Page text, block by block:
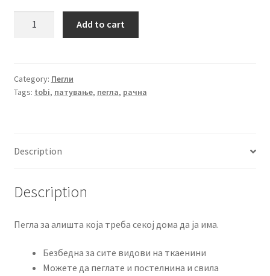
quantity
Add to cart
Category: Пегли
Tags: tobi, патување, пегла, рачна
Description
Description
Пегла за алишта која треба секој дома да ја има.
Безбедна за сите видови на ткаенини
Можете да пеглате и постелнина и свила